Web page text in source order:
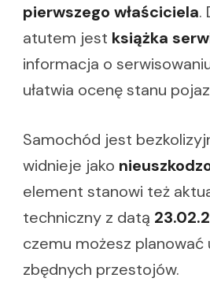
pierwszego właściciela.
atutem jest książka
informacja o
ułatwia ocenę stanu
Samochód jest
widnieje jako
element stanowi też
techniczny z datą
czemu możesz planować
zbędnych przestojów.